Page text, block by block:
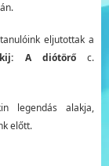
eljutottak a
A diótörő c.
legendás alakja,
előtt.